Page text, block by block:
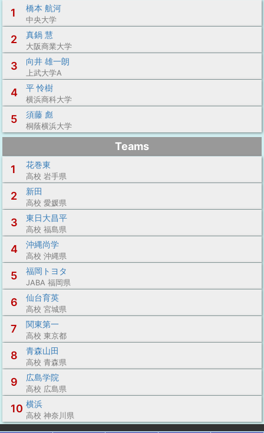
1
橋本 航河
中央大学
2 真鍋 慧
大阪商業大学
3 向井 雄一朗
上武大学A
4 平 怜樹
横浜商科大学
5 須藤 彪
桐蔭横浜大学
Teams
1
花巻東
高校 岩手県
2 新田
高校 愛媛県
3 東日大昌平
高校 福島県
4 沖縄尚学
高校 沖縄県
5 福岡トヨタ
JABA 福岡県
6 仙台育英
高校 宮城県
7 関東第一
高校 東京都
8 青森山田
高校 青森県
9 広島学院
高校 広島県
10 横浜
高校 神奈川県